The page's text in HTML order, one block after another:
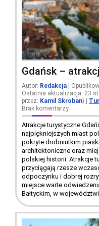
Gdańsk –
Autor: Redakcja |
Ostatnia aktualizacja: 23
przez: Kamil Skroban)
Brak komentarzy
Atrakcje turystyczne
najpiękniejszych miast
pokryte drobniutkim
architektoniczne oraz
polskiej historii. Atrakcje
przyciągają rzesze
odpoczynku i dobrej
miejsce warte
Bałtyckim, w